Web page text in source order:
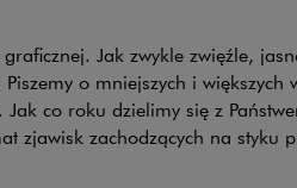
Jak zwykle zwięźle,
o mniejszych i większych
co roku dzielimy się z
zjawisk zachodzących na styku